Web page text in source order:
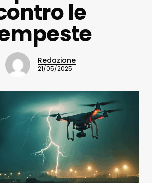
le
Redazione
21/05/2025